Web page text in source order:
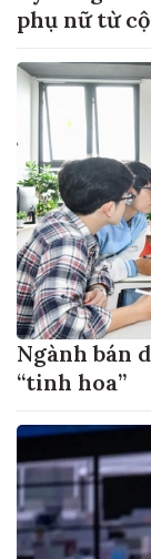
phụ nữ từ
Ngành bán
“tinh hoa”